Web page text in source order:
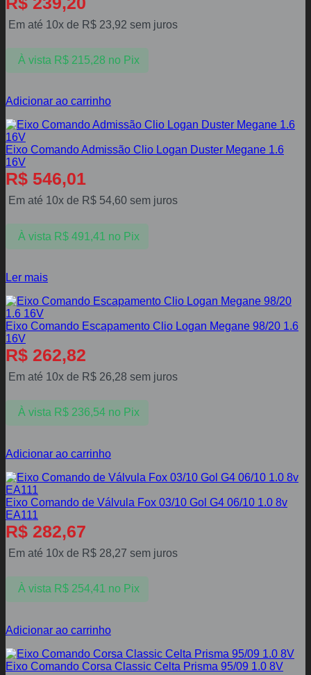
Em até 10x de R$ 23,92 sem juros
À vista R$215,28 no Pix
Adicionar ao carrinho
Eixo Comando Admissão Clio Logan Duster Megane 1.6
16V
R$ 546,01
Em até 10x de R$ 54,60 sem juros
À vista R$491,41 no Pix
Ler mais
Eixo Comando Escapamento Clio Logan Megane 98/20 1.6
16V
R$ 262,82
Em até 10x de R$ 26,28 sem juros
À vista R$236,54 no Pix
Adicionar ao carrinho
Eixo Comando de Válvula Fox 03/10 Gol G4 06/10 1.0 8v
EA111
R$ 282,67
Em até 10x de R$ 28,27 sem juros
À vista R$254,41 no Pix
Adicionar ao carrinho
Eixo Comando Corsa Classic Celta Prisma 95/09 1.0 8V